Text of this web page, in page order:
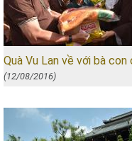
Quà Vu Lan về với bà
(12/08/2016)